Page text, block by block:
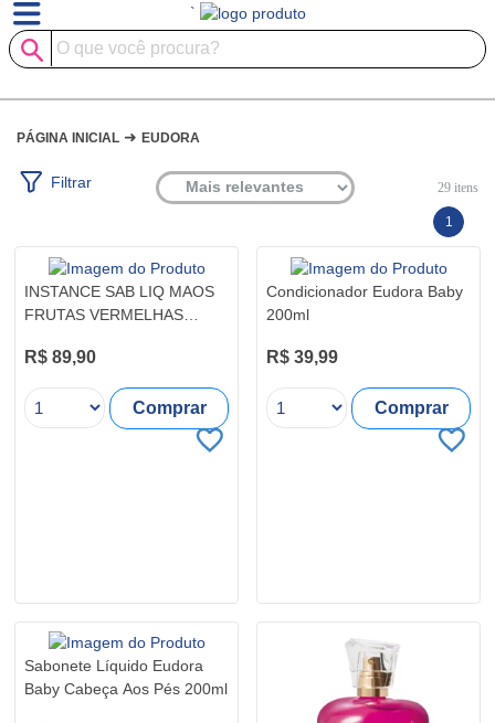
`
PÁGINA INICIAL ➜ EUDORA
Filtrar 29itens
1
INSTANCE SAB LIQ MAOS
FRUTAS VERMELHAS
R$ 89,90
Comprar
Condicionador Eudora Baby
200ml
R$ 39,99
Comprar
Sabonete Líquido Eudora
Baby Cabeça Aos Pés 200ml